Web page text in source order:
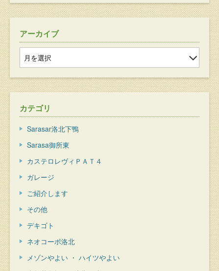
アーカイブ
カテゴリ
Sarasar洛北下鴨
Sarasa御所東
カステロレヴィＰＡＴ４
ガレージ
ご紹介します
その他
デキゴト
ネオコーポ洛北
メゾンやよい ・ ハイツやよい